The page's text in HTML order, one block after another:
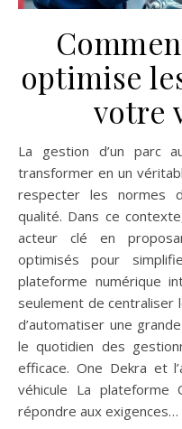
optimise
votre
La gestion d’un parc automobile peut rapidement se
transformer en un
respecter les normes
qualité. Dans ce
acteur clé en
optimisés pour
plateforme numérique
seulement de centraliser
d’automatiser une
le quotidien des
efficace. One Dekra et
véhicule La
répondre aux exigences…